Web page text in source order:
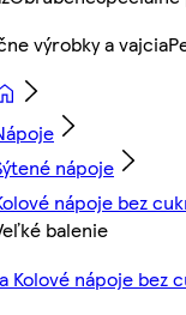
výrobky a vajcia
nápoje
nápoje bez
balenie
Kolové nápoje bez